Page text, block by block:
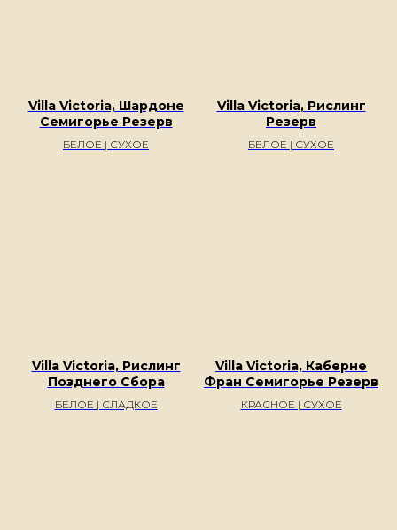
Villa Victoria, Шардоне
Семигорье Резерв
БЕЛОЕ | СУХОЕ
Villa Victoria, Рислинг
Резерв
БЕЛОЕ | СУХОЕ
Villa Victoria, Рислинг
Позднего Сбора
БЕЛОЕ | СЛАДКОЕ
Villa Victoria, Каберне
Фран Семигорье Резерв
КРАСНОЕ | СУХОЕ